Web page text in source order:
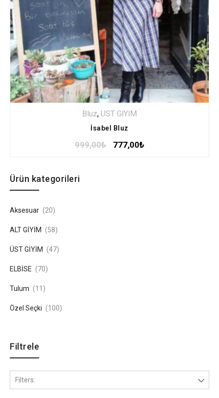
Bluz, ÜST GİYİM
İsabel Bluz
999,00₺ 777,00₺
Ürün kategorileri
Aksesuar (20)
ALT GİYİM (58)
ÜST GİYİM (47)
ELBİSE (70)
Tulum (11)
Özel Seçki (100)
Filtrele
Filters: